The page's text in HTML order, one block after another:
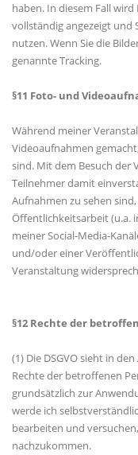
haben. In diesem Fall
vollständig angezeigt und
nutzen. Wenn Sie die
genannte Tracking.
§11 Foto- und
Während meiner
Videoaufnahmen
sind. Mit dem Besuch der
Teilnehmer damit
Aufnahmen zu sehen
Öffentlichkeitsarbeit (u.a.
meiner Social-Media-
und/oder einer
Veranstaltung
§12 Rechte der
(1) Die DSGVO sieht in
Rechte der betroffenen
grundsätzlich zur
werde ich
bearbeiten und
nachzukommen.